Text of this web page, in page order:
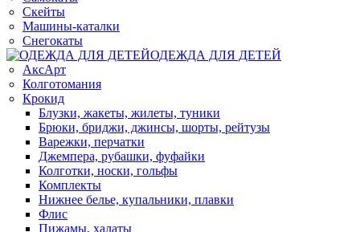
Скейты
Машины-каталки
Снегокаты
ОДЕЖДА ДЛЯ ДЕТЕЙ
АксАрт
Колготомания
Крокид
Блузки, жакеты, жилеты, туники
Брюки, бриджи, джинсы, шорты, рейтузы
Варежки, перчатки
Джемпера, рубашки, фуфайки
Колготки, носки, гольфы
Комплекты
Нижнее белье, купальники, плавки
Флис
Пижамы, халаты